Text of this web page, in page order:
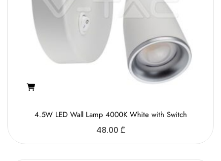
4.5W LED Wall Lamp 4000K White with Switch
48.00 ₾